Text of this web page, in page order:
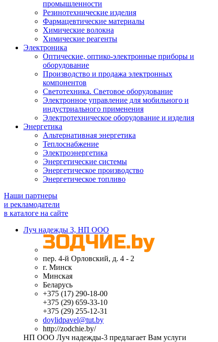
промышленности
Резинотехнические изделия
Фармацевтические материалы
Химические волокна
Химические реагенты
Электроника
Оптические, оптико-электронные приборы и
оборудование
Производство и продажа электронных
компонентов
Светотехника. Световое оборудование
Электронное управление для мобильного и
индустриального применения
Электротехническое оборудование и изделия
Энергетика
Альтернативная энергетика
Теплоснабжение
Электроэнергетика
Энергетические системы
Энергетическое производство
Энергетическое топливо
Наши партнеры
и рекламодатели
в каталоге на сайте
Луч надежды 3, НП ООО
пер. 4-й Орловский, д. 4 - 2
г. Минск
Минская
Беларусь
+375 (17) 290-18-00
+375 (29) 659-33-10
+375 (29) 255-12-31
doylidpavel@tut.by
http://zodchie.by/
НП ООО Луч надежды-3 предлагает Вам услуги